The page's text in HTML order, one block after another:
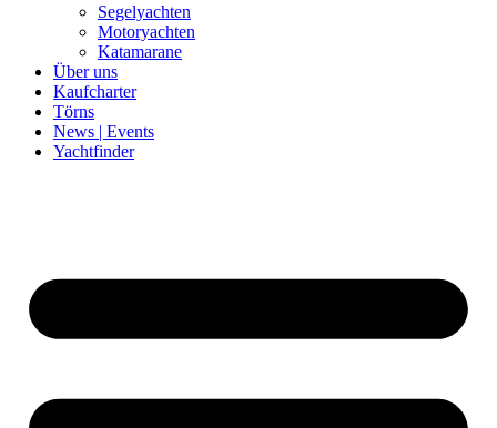
Segelyachten
Motoryachten
Katamarane
Über uns
Kaufcharter
Törns
News | Events
Yachtfinder